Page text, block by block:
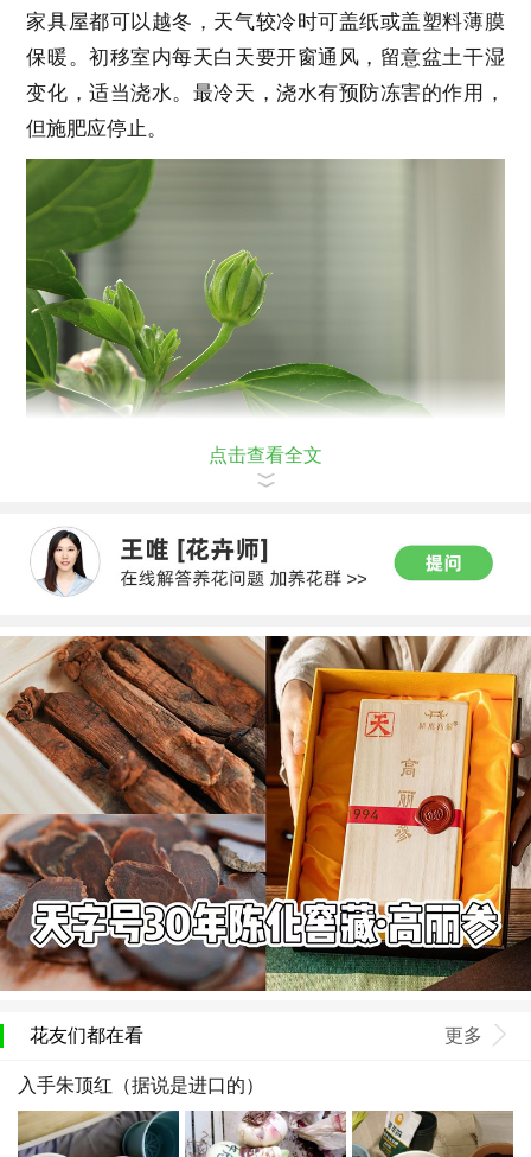
家具屋都可以越冬，天气较冷时可盖纸或盖塑料薄膜
保暖。初移室内每天白天要开窗通风，留意盆土干湿
变化，适当浇水。最冷天，浇水有预防冻害的作用，
但施肥应停止。
点击查看全文
花友们都在看 更多
入手朱顶红（据说是进口的）